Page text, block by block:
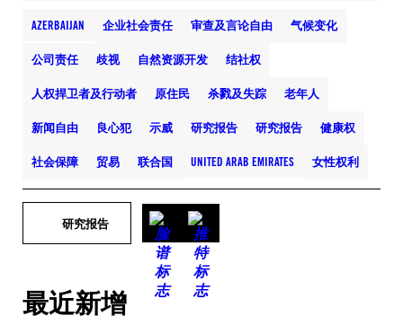
AZERBAIJAN 企业社会责任 审查及言论自由 气候变化
公司责任 歧视 自然资源开发 结社权
人权捍卫者及行动者 原住民 杀戮及失踪 老年人
新闻自由 良心犯 示威 研究报告 研究报告 健康权
社会保障 贸易 联合国 UNITED ARAB EMIRATES 女性权利
研究报告
最近新增